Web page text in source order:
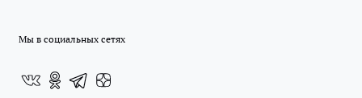
Мы в социальных сетях